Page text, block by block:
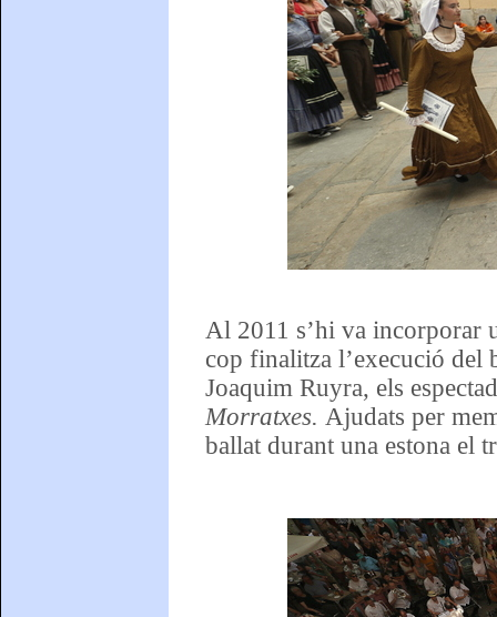
Al 2011 s’hi va incorporar
cop finalitza l’execució del
Joaquim Ruyra, els
Morratxes. Ajudats per
ballat durant una estona el